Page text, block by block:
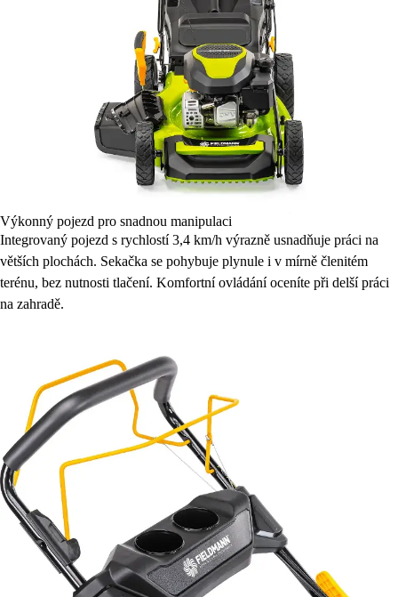
Výkonný pojezd pro snadnou manipulaci
Integrovaný pojezd s rychlostí 3,4 km/h výrazně usnadňuje práci na
větších plochách. Sekačka se pohybuje plynule i v mírně členitém
terénu, bez nutnosti tlačení. Komfortní ovládání oceníte při delší práci
na zahradě.